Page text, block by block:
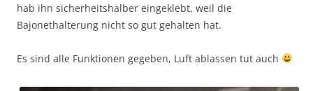
hab ihn sicherheitshalber eingeklebt, weil die
Bajonethalterung nicht so gut gehalten hat.
Es sind alle Funktionen gegeben, Luft ablassen tut auch